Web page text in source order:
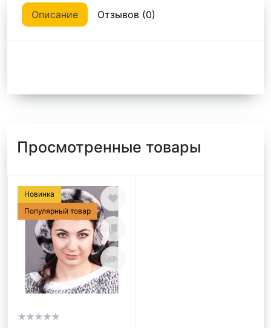
Описание Отзывов (0)
Просмотренные товары
Новинка
Популярный товар